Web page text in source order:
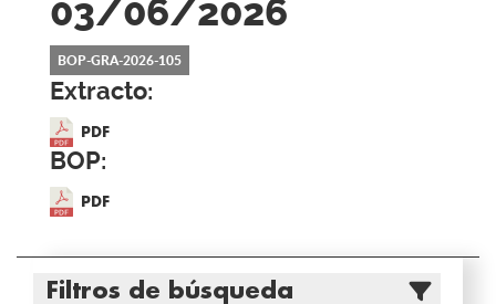
03/06/2026
BOP-GRA-2026-105
Extracto:
PDF
BOP:
PDF
Filtros de búsqueda